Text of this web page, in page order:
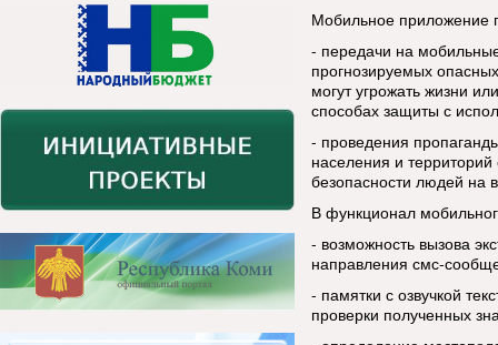
Мобильное приложение
- передачи на
прогнозируемых
могут угрожать жизни
способах защиты с
- проведения
населения и
безопасности людей на
В функционал
- возможность вызова
направления смс-
- памятки с озвучкой
проверки полученных